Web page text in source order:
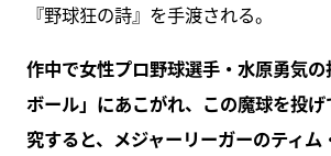
『野球狂の詩』を手渡される。
作中で女性プロ野球選手・水原勇気
ボール」にあこがれ、この魔球を投
究すると、メジャーリーガーのティム